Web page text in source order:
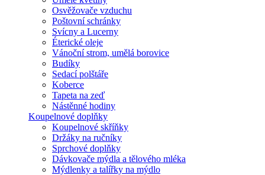
Osvěžovače vzduchu
Poštovní schránky
Svícny a Lucerny
Éterické oleje
Vánoční strom, umělá borovice
Budíky
Sedací polštáře
Koberce
Tapeta na zeď
Nástěnné hodiny
Koupelnové doplňky
Koupelnové skříňky
Držáky na ručníky
Sprchové doplňky
Dávkovače mýdla a tělového mléka
Mýdlenky a talířky na mýdlo